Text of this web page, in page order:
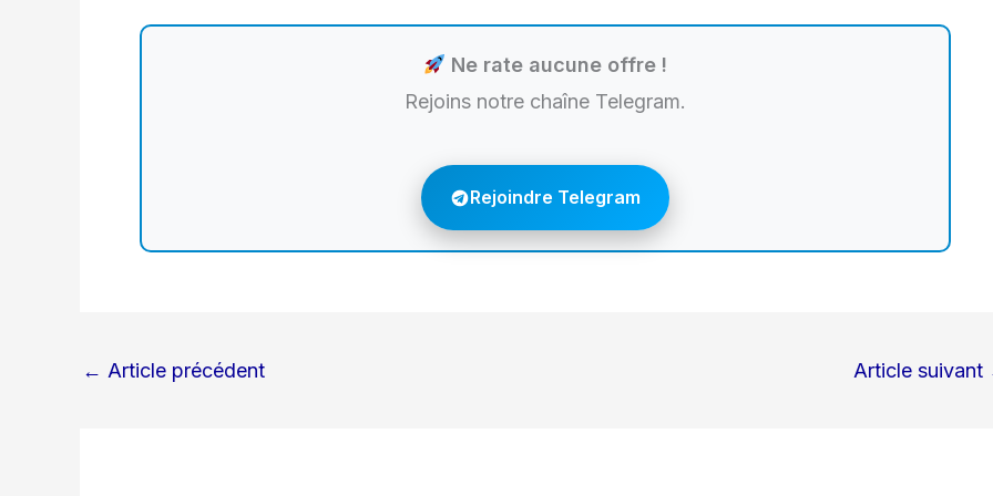
Ne rate aucune offre !
Rejoins notre chaîne Telegram.
Rejoindre Telegram
← Article précédent Article suivant